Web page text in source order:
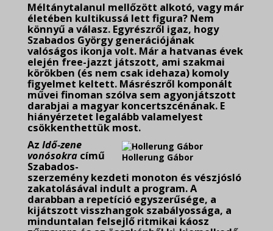
Méltánytalanul mellőzött alkotó, vagy már
életében kultikussá lett figura? Nem
könnyű a válasz. Egyrészről igaz, hogy
Szabados György generációjának
valóságos ikonja volt. Már a hatvanas évek
elején free-jazzt játszott, ami szakmai
körökben (és nem csak idehaza) komoly
figyelmet keltett. Másrészről komponált
művei finoman szólva sem agyonjátszott
darabjai a magyar koncertszcénának. E
hiányérzetet legalább valamelyest
csökkenthettük most.
Hollerung Gábor
Az Idő-zene
vonósokra című
Szabados-
szerzemény kezdeti monoton és vészjósló
zakatolásával indult a program. A
darabban a repetíció egyszerűsége, a
kijátszott visszhangok szabályossága, a
minduntalan felsejlő ritmikai káosz